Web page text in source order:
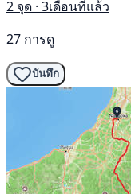
2 จุด · 3เดือนที่แล้ว
27 การดู
บันทึก